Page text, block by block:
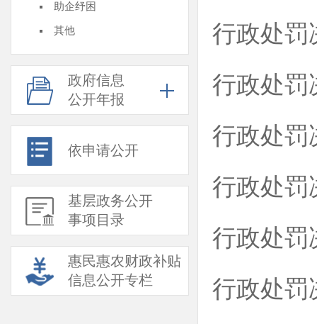
助企纾困
其他
政府信息
公开年报
依申请公开
基层政务公开
事项目录
惠民惠农财政补贴
信息公开专栏
行政处罚
行政处罚
行政处罚
行政处罚
行政处罚
行政处罚